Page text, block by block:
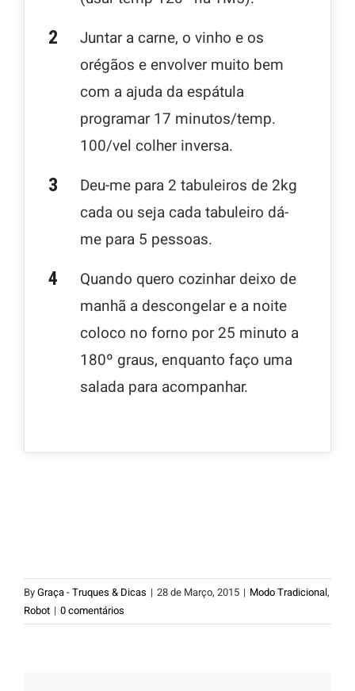
Juntar a carne, o vinho e os
orégãos e envolver muito bem
com a ajuda da espátula
programar 17 minutos/temp.
100/vel colher inversa.
Deu-me para 2 tabuleiros de 2kg
cada ou seja cada tabuleiro dá-
me para 5 pessoas.
Quando quero cozinhar deixo de
manhã a descongelar e a noite
coloco no forno por 25 minuto a
180º graus, enquanto faço uma
salada para acompanhar.
ByGraça - Truques & Dicas | 28 de Março, 2015 | Modo Tradicional,
Robot | 0 comentários